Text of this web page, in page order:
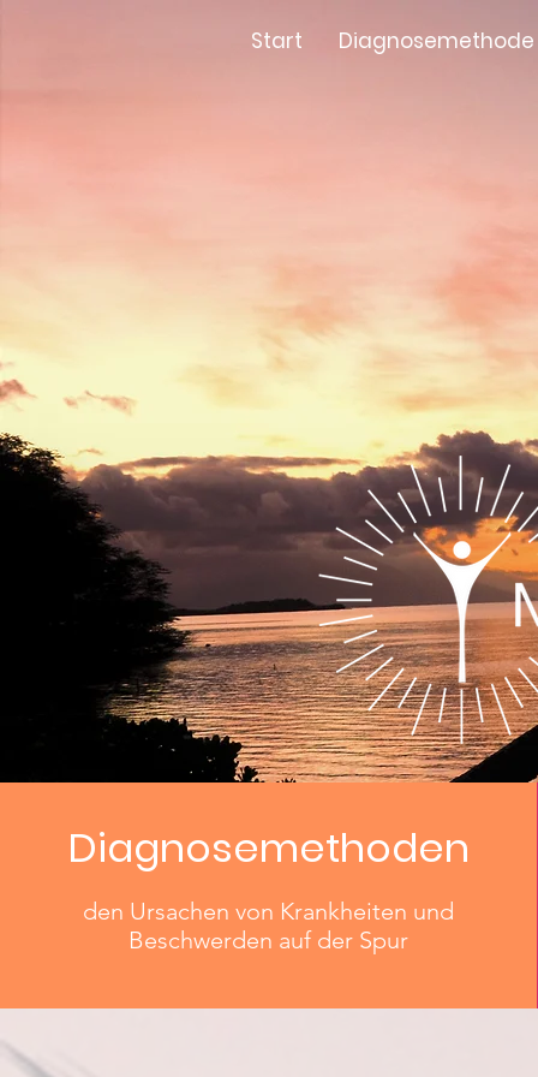
Start Diagnosemethode
Diagnosemethoden
den Ursachen von Krankheiten und
Beschwerden auf der Spur